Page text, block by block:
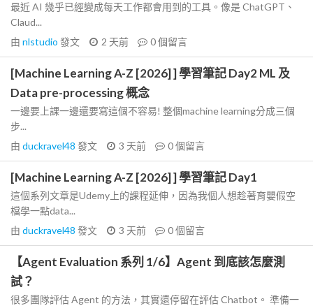
最近 AI 幾乎已經變成每天工作都會用到的工具。像是 ChatGPT、
Claud...
由 nlstudio 發文 2 天前 0個留言
[Machine Learning A-Z [2026] ] 學習筆記 Day2 ML 及
Data pre-processing 概念
一邊要上課一邊還要寫這個不容易! 整個machine learning分成三個
步...
由 duckravel48 發文 3 天前 0個留言
[Machine Learning A-Z [2026] ] 學習筆記 Day1
這個系列文章是Udemy上的課程延伸，因為我個人想趁著育嬰假空
檔學一點data...
由 duckravel48 發文 3 天前 0個留言
【Agent Evaluation 系列 1/6】Agent 到底該怎麼測
試？
很多團隊評估 Agent 的方法，其實還停留在評估 Chatbot。 準備一